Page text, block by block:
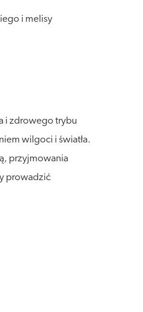
i melisy
i zdrowego trybu
wilgoci i światła.
przyjmowania
prowadzić